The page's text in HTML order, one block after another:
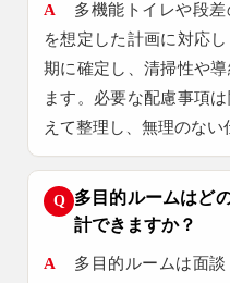
A
多機能トイレや段
を想定した計画に対応
期に確定し、清掃性や
ます。必要な配慮事項
えて整理し、無理のない
Q
多目的ルームはど
計できますか？
A
多目的ルームは面